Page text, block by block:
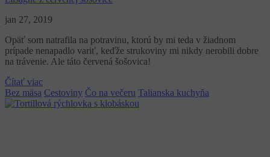
jan 27, 2019
Opäť som natrafila na potravinu, ktorú by mi teda v žiadnom
prípade nenapadlo variť, keďže strukoviny mi nikdy nerobili dobre
na trávenie. Ale táto červená šošovica!
Čítať viac
Bez mäsa Cestoviny Čo na večeru Talianska kuchyňa